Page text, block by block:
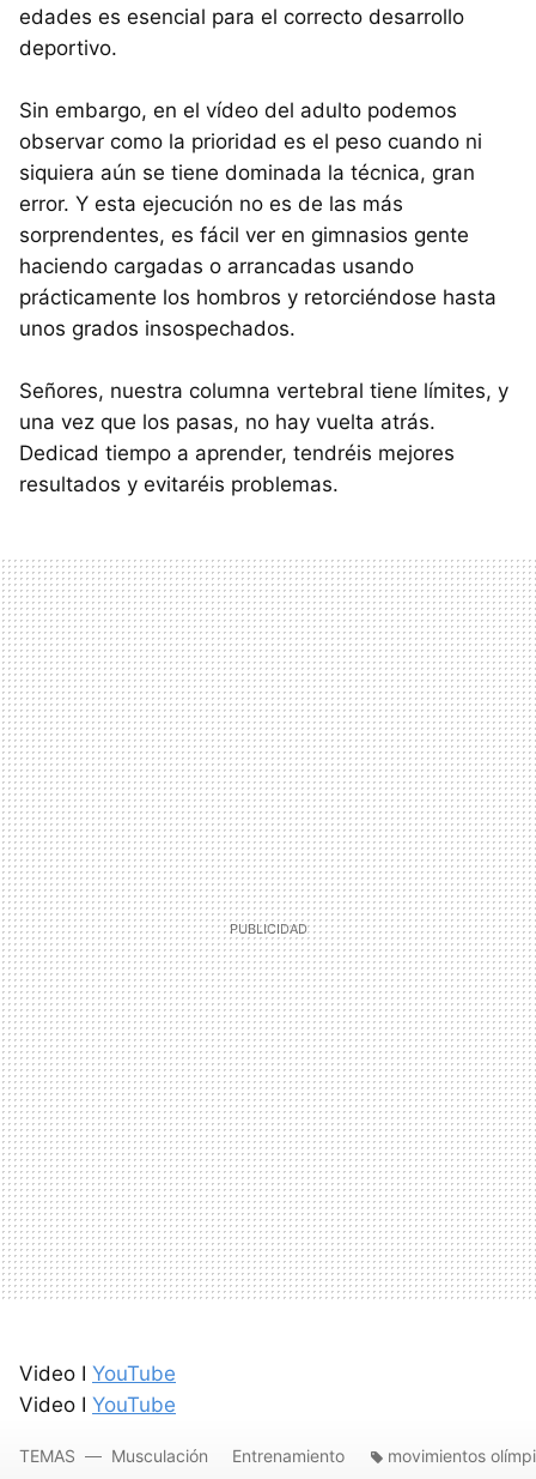
edades es esencial para el correcto desarrollo
deportivo.
Sin embargo, en el vídeo del adulto podemos
observar como la prioridad es el peso cuando ni
siquiera aún se tiene dominada la técnica, gran
error. Y esta ejecución no es de las más
sorprendentes, es fácil ver en gimnasios gente
haciendo cargadas o arrancadas usando
prácticamente los hombros y retorciéndose hasta
unos grados insospechados.
Señores, nuestra columna vertebral tiene límites, y
una vez que los pasas, no hay vuelta atrás.
Dedicad tiempo a aprender, tendréis mejores
resultados y evitaréis problemas.
Video I YouTube
Video I YouTube
TEMAS Musculación Entrenamiento movimientos